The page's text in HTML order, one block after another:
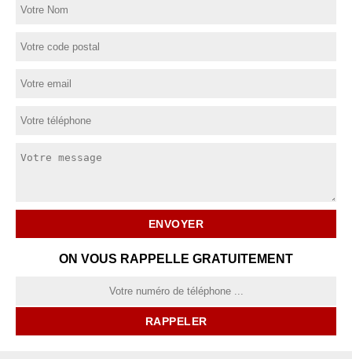
ON VOUS RAPPELLE GRATUITEMENT